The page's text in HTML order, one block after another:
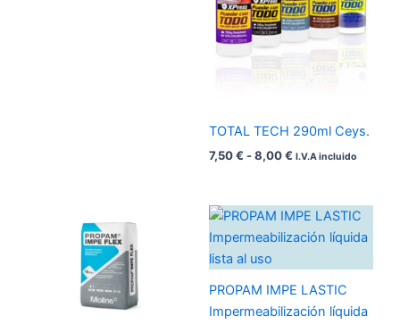
TOTAL TECH 290ml Ceys.
7,50€ -8,00€ I.V.A incluido
PROPAM IMPE LASTIC
Impermeabilización líquida
Rango
precios:
60,00 €
hasta
160,00 €